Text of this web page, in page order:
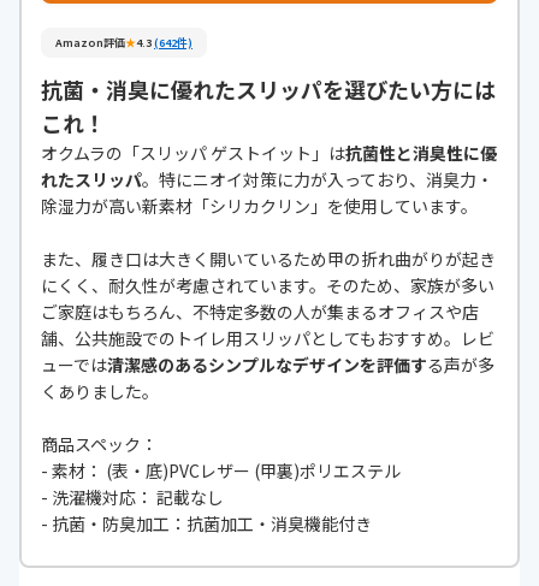
Amazon評価★4.3(642件)
抗菌・消臭に優れたスリッパを選びたい方には
これ！
オクムラの「スリッパ ゲストイット」は抗菌性と消臭性に優
れたスリッパ。特にニオイ対策に力が入っており、消臭力・
除湿力が高い新素材「シリカクリン」を使用しています。
また、履き口は大きく開いているため甲の折れ曲がりが起き
にくく、耐久性が考慮されています。そのため、家族が多い
ご家庭はもちろん、不特定多数の人が集まるオフィスや店
舗、公共施設でのトイレ用スリッパとしてもおすすめ。レビ
ューでは清潔感のあるシンプルなデザインを評価する声が多
くありました。
商品スペック：
- 素材： (表・底)PVCレザー (甲裏)ポリエステル
- 洗濯機対応： 記載なし
- 抗菌・防臭加工： 抗菌加工・消臭機能付き